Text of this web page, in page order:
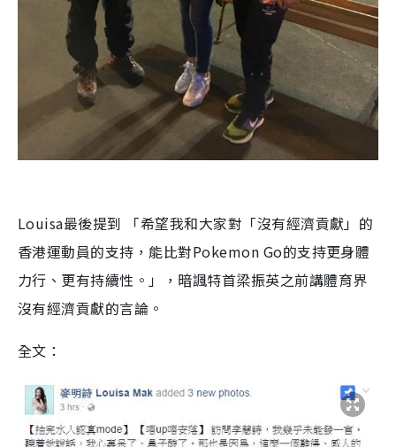
Louisa最後提到 「希望我和大家對「沒有經濟貢獻」的
香港運動員的支持，能比對Pokemon Go的支持更身體
力行、更有持續性。」，暗諷特首梁振英之前講體育界
沒有經濟貢獻的言論。
全文：